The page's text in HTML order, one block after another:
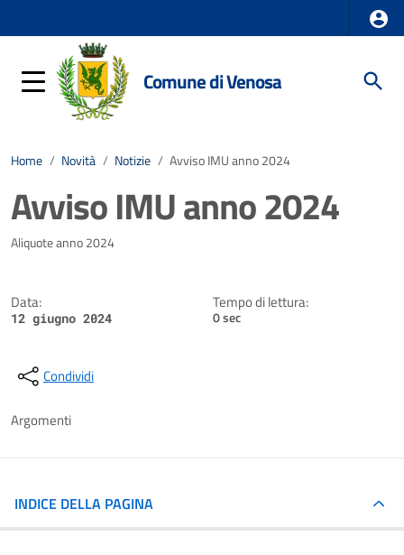
Comune di Venosa
Home / Novità / Notizie / Avviso IMU anno 2024
Avviso IMU anno 2024
Dettagli della notizia
Aliquote anno 2024
Data:
12 giugno 2024
Tempo di lettura:
0 sec
Condividi
Argomenti
INDICE DELLA PAGINA